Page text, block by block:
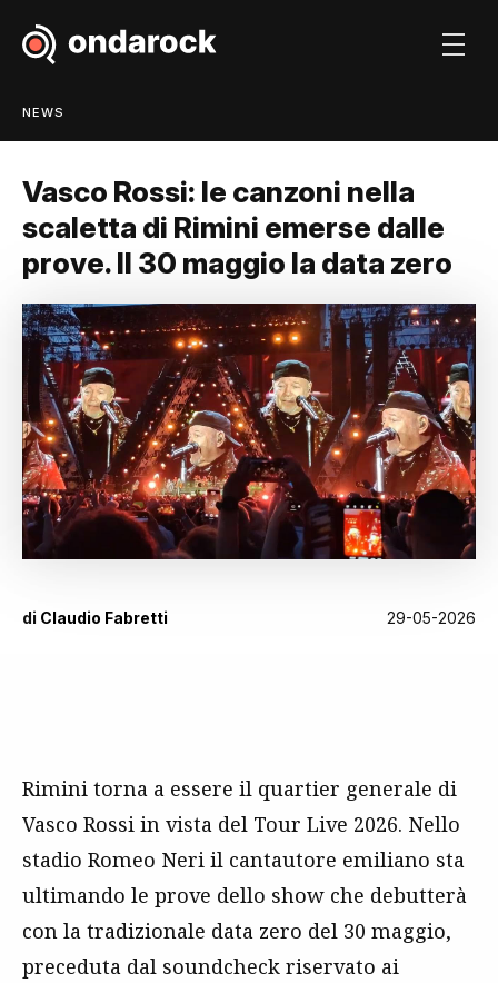
NEWS
Vasco Rossi: le canzoni nella
scaletta di Rimini emerse dalle
prove. Il 30 maggio la data zero
di Claudio Fabretti 29-05-2026
Rimini torna a essere il quartier generale di
Vasco Rossi in vista del Tour Live 2026. Nello
stadio Romeo Neri il cantautore emiliano sta
ultimando le prove dello show che debutterà
con la tradizionale data zero del 30 maggio,
preceduta dal soundcheck riservato ai